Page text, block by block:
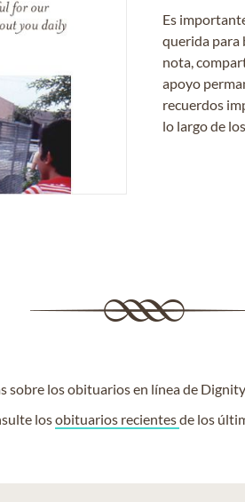
Es
querida para
nota,
apoyo
recuerdos
lo largo de
sobre los obituarios en línea de
losobituarios recientesde los